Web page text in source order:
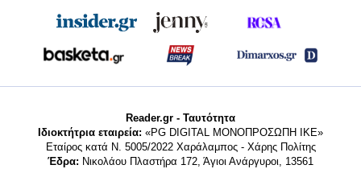
Reader.gr - Ταυτότητα
Ιδιοκτήτρια εταιρεία: «PG DIGITAL MONΟΠΡΟΣΩΠΗ ΙΚΕ»
Εταίρος κατά Ν. 5005/2022 Χαράλαμπος - Χάρης Πολίτης
Έδρα: Νικολάου Πλαστήρα 172, Άγιοι Ανάργυροι, 13561